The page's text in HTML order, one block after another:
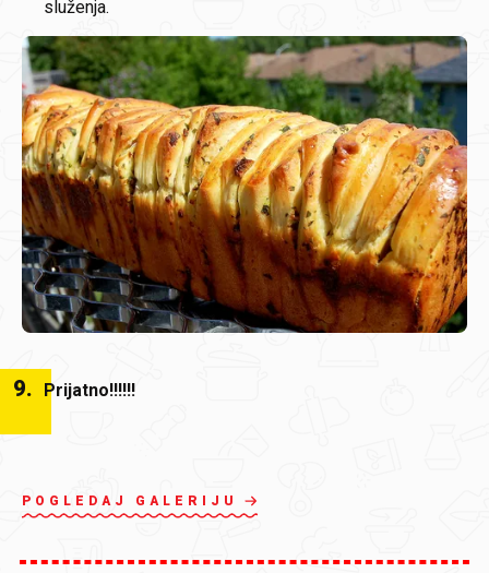
služenja.
9. Prijatno!!!!!!
POGLEDAJ GALERIJU